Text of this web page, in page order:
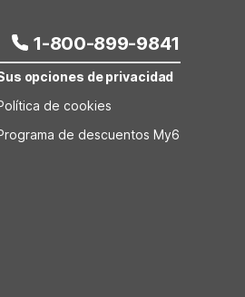
1-800-899-9841
opciones de privacidad
de cookies
de descuentos My6